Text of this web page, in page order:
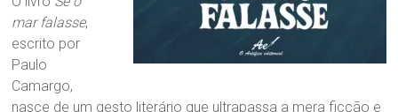
mar falasse,
escrito por
Paulo
Camargo,
nasce de um gesto literário que ultrapassa a mera ficção e